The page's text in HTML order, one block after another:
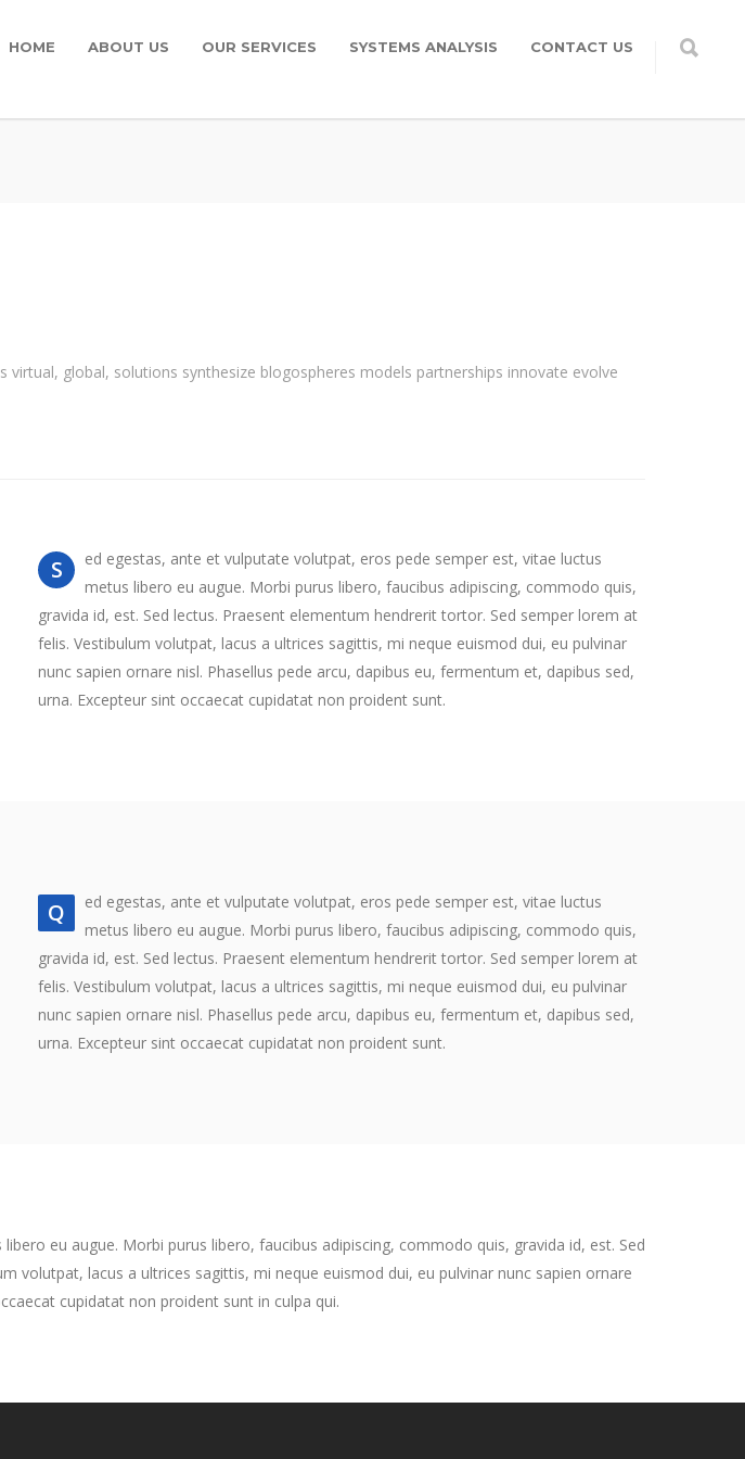
HOME ABOUT US OUR SERVICES SYSTEMS ANALYSIS CONTACT US
global, solutions synthesize blogospheres models partnerships innovate evolve
S
ed egestas, ante et vulputate volutpat, eros pede semper est, vitae luctus
metus libero eu augue. Morbi purus libero, faucibus adipiscing, commodo quis,
gravida id, est. Sed lectus. Praesent elementum hendrerit tortor. Sed semper lorem at
felis. Vestibulum volutpat, lacus a ultrices sagittis, mi neque euismod dui, eu pulvinar
nunc sapien ornare nisl. Phasellus pede arcu, dapibus eu, fermentum et, dapibus sed,
urna. Excepteur sint occaecat cupidatat non proident sunt.
Q
ed egestas, ante et vulputate volutpat, eros pede semper est, vitae luctus
metus libero eu augue. Morbi purus libero, faucibus adipiscing, commodo quis,
gravida id, est. Sed lectus. Praesent elementum hendrerit tortor. Sed semper lorem at
felis. Vestibulum volutpat, lacus a ultrices sagittis, mi neque euismod dui, eu pulvinar
nunc sapien ornare nisl. Phasellus pede arcu, dapibus eu, fermentum et, dapibus sed,
urna. Excepteur sint occaecat cupidatat non proident sunt.
eu augue. Morbi purus libero, faucibus adipiscing, commodo quis, gravida id, est. Sed
volutpat, lacus a ultrices sagittis, mi neque euismod dui, eu pulvinar nunc sapien ornare
cupidatat non proident sunt in culpa qui.